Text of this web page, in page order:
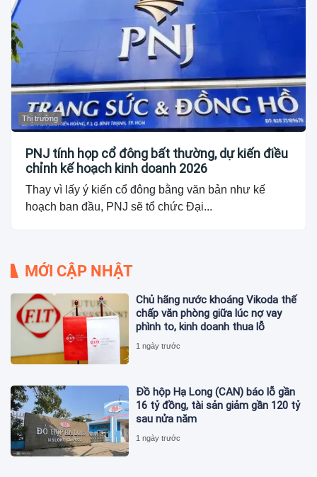
Thị trường
PNJ tính họp cổ đông bất thường, dự kiến điều
chỉnh kế hoạch kinh doanh 2026
Thay vì lấy ý kiến cổ đông bằng văn bản như kế
hoạch ban đầu, PNJ sẽ tổ chức Đại...
MỚI CẬP NHẬT
Chủ hãng nước khoáng Vikoda thế
chấp văn phòng giữa lúc nợ vay
phình to, kinh doanh thua lỗ
1 ngày trước
Đồ hộp Hạ Long (CAN) báo lỗ gần
16 tỷ đồng, tài sản giảm gần 120 tỷ
sau nửa năm
1 ngày trước